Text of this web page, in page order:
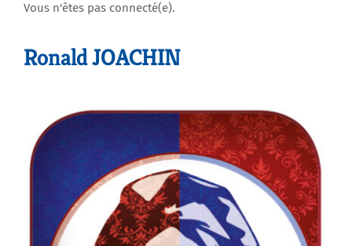
Agenda
Vous n'êtes pas connecté(e).
Ronald JOACHIN